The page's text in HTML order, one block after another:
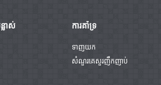
លាស់ ការគាំទ្រ
ទាញយក
សំណួរគេសួរញឹកញាប់